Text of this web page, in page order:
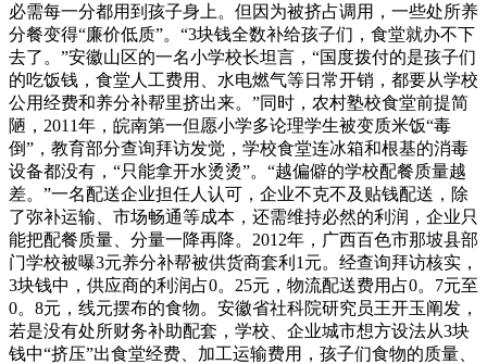
必需每一分都用到孩子身上。但因为被挤占调用，一些处所养
分餐变得“廉价低质”。“3块钱全数补给孩子们，食堂就办不下
去了。”安徽山区的一名小学校长坦言，“国度拨付的是孩子们
的吃饭钱，食堂人工费用、水电燃气等日常开销，都要从学校
公用经费和养分补帮里挤出来。”同时，农村塾校食堂前提简
陋，2011年，皖南第一但愿小学多论理学生被变质米饭“毒
倒”，教育部分查询拜访发觉，学校食堂连冰箱和根基的消毒
设备都没有，“只能拿开水烫烫”。“越偏僻的学校配餐质量越
差。”一名配送企业担任人认可，企业不克不及贴钱配送，除
了弥补运输、市场畅通等成本，还需维持必然的利润，企业只
能把配餐质量、分量一降再降。2012年，广西百色市那坡县部
门学校被曝3元养分补帮被供货商套利1元。经查询拜访核实，
3块钱中，供应商的利润占0。25元，物流配送费用占0。7元至
0。8元，线元摆布的食物。安徽省社科院研究员王开玉阐发，
若是没有处所财务补助配套，学校、企业城市想方设法从3块
钱中“挤压”出食堂经费、加工运输费用，孩子们食物的质量、